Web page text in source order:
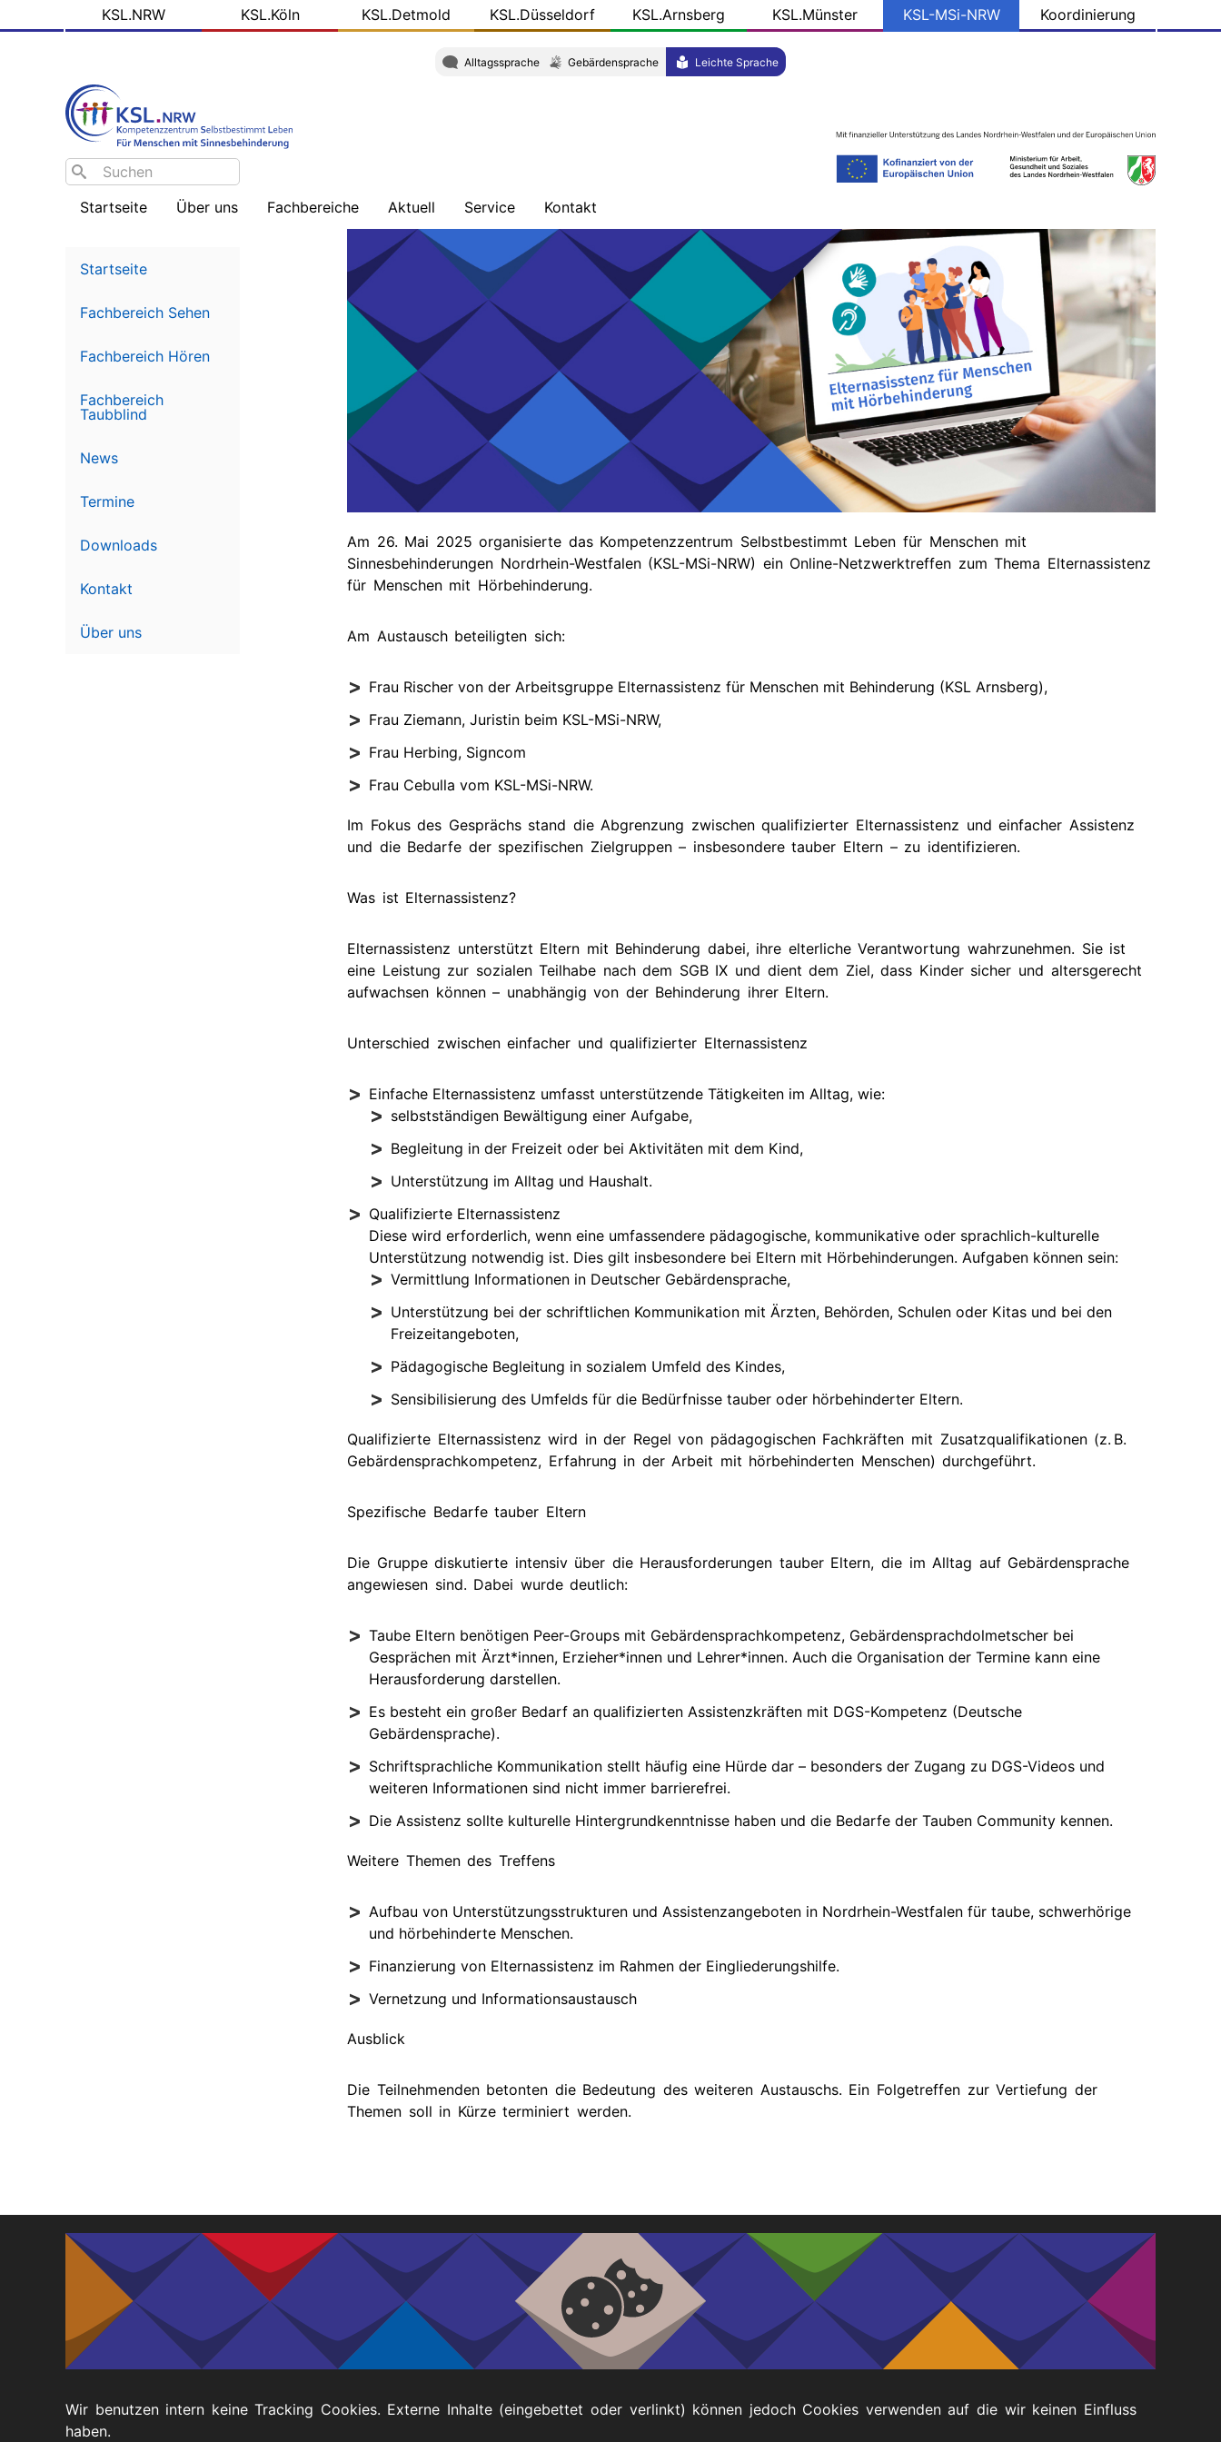
zum
KSLKSL.NRW KSL.Köln KSL.Detmold KSL.Düsseldorf KSL.Arnsberg KSL.Münster KSL-MSi-NRW Koordinierung
Alltagssprache Gebärdensprache Leichte Sprache
Search
Startseite Über uns Fachbereiche
Hörbehinderung
Gebärdensprache
Schwerpunkt
Aktuell
Nachrichten
Blog
der
KSL.NRW
Soziale
Termine
Vergangene
Service
Schulungen
Veröffentlichungen
Kontakt
Wegbeschreibung
Am 26. Mai 2025 organisierte das Kompetenzzentrum Selbstbestimmt Leben für Menschen mit
Sinnesbehinderungen Nordrhein-Westfalen (KSL-MSi-NRW) ein Online-Netzwerktreffen zum Thema Elternassistenz
für Menschen mit Hörbehinderung.
Am Austausch beteiligten sich:
Frau Rischer von der Arbeitsgruppe Elternassistenz für Menschen mit Behinderung (KSL Arnsberg),
Frau Ziemann, Juristin beim KSL-MSi-NRW,
Frau Herbing, Signcom
Frau Cebulla vom KSL-MSi-NRW.
Im Fokus des Gesprächs stand die Abgrenzung zwischen qualifizierter Elternassistenz und einfacher Assistenz
und die Bedarfe der spezifischen Zielgruppen – insbesondere tauber Eltern – zu identifizieren.
Was ist Elternassistenz?
Elternassistenz unterstützt Eltern mit Behinderung dabei, ihre elterliche Verantwortung wahrzunehmen. Sie ist
eine Leistung zur sozialen Teilhabe nach dem SGB IX und dient dem Ziel, dass Kinder sicher und altersgerecht
aufwachsen können – unabhängig von der Behinderung ihrer Eltern.
Unterschied zwischen einfacher und qualifizierter Elternassistenz
Einfache Elternassistenz umfasst unterstützende Tätigkeiten im Alltag, wie:
selbstständigen Bewältigung einer Aufgabe,
Begleitung in der Freizeit oder bei Aktivitäten mit dem Kind,
Unterstützung im Alltag und Haushalt.
Qualifizierte Elternassistenz
Diese wird erforderlich, wenn eine umfassendere pädagogische, kommunikative oder sprachlich-kulturelle
Unterstützung notwendig ist. Dies gilt insbesondere bei Eltern mit Hörbehinderungen. Aufgaben können sein:
Vermittlung Informationen in Deutscher Gebärdensprache,
Unterstützung bei der schriftlichen Kommunikation mit Ärzten, Behörden, Schulen oder Kitas und bei den
Freizeitangeboten,
Pädagogische Begleitung in sozialem Umfeld des Kindes,
Sensibilisierung des Umfelds für die Bedürfnisse tauber oder hörbehinderter Eltern.
Qualifizierte Elternassistenz wird in der Regel von pädagogischen Fachkräften mit Zusatzqualifikationen (z. B.
Gebärdensprachkompetenz, Erfahrung in der Arbeit mit hörbehinderten Menschen) durchgeführt.
Spezifische Bedarfe tauber Eltern
Die Gruppe diskutierte intensiv über die Herausforderungen tauber Eltern, die im Alltag auf Gebärdensprache
angewiesen sind. Dabei wurde deutlich:
Taube Eltern benötigen Peer-Groups mit Gebärdensprachkompetenz, Gebärdensprachdolmetscher bei
Gesprächen mit Ärzt*innen, Erzieher*innen und Lehrer*innen. Auch die Organisation der Termine kann eine
Herausforderung darstellen.
Es besteht ein großer Bedarf an qualifizierten Assistenzkräften mit DGS-Kompetenz (Deutsche
Gebärdensprache).
Schriftsprachliche Kommunikation stellt häufig eine Hürde dar – besonders der Zugang zu DGS-Videos und
weiteren Informationen sind nicht immer barrierefrei.
Die Assistenz sollte kulturelle Hintergrundkenntnisse haben und die Bedarfe der Tauben Community kennen.
Weitere Themen des Treffens
Aufbau von Unterstützungsstrukturen und Assistenzangeboten in Nordrhein-Westfalen für taube, schwerhörige
und hörbehinderte Menschen.
Finanzierung von Elternassistenz im Rahmen der Eingliederungshilfe.
Vernetzung und Informationsaustausch
Ausblick
Die Teilnehmenden betonten die Bedeutung des weiteren Austauschs. Ein Folgetreffen zur Vertiefung der
Themen soll in Kürze terminiert werden.
Startseite
Fachbereich Sehen
Fachbereich Hören
Fachbereich
Taubblind
News
Termine
Downloads
Kontakt
Über uns
Wir benutzen intern keine Tracking Cookies. Externe Inhalte (eingebettet oder verlinkt) können jedoch Cookies verwenden auf die wir keinen Einfluss
haben.